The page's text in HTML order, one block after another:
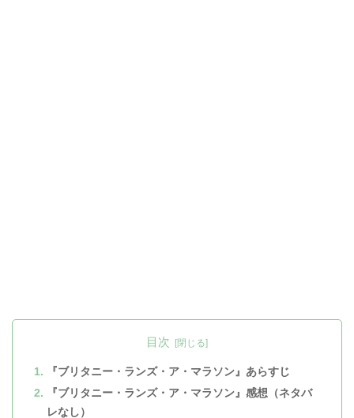
目次
『ブリタニー・ランズ・ア・マラソン』あらすじ
『ブリタニー・ランズ・ア・マラソン』感想（ネタバ
レなし）